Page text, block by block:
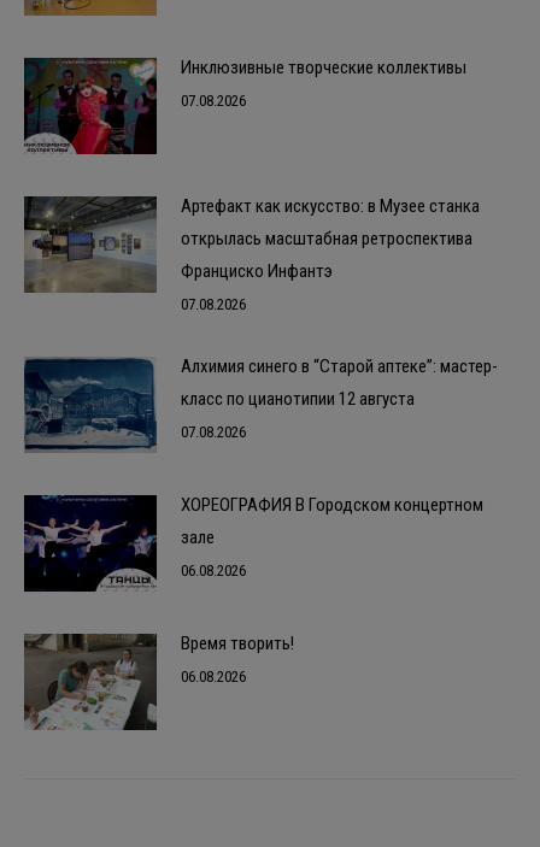
Инклюзивные творческие коллективы
07.08.2026
Артефакт как искусство: в Музее станка
открылась масштабная ретроспектива
Франциско Инфантэ
07.08.2026
Алхимия синего в “Старой аптеке”: мастер-
класс по цианотипии 12 августа
07.08.2026
ХОРЕОГРАФИЯ В Городском концертном
зале
06.08.2026
Время творить!
06.08.2026